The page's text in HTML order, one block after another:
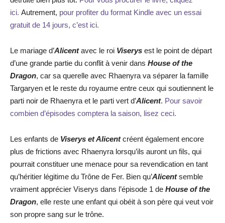
ici. Autrement, pour profiter du format Kindle avec un essai
gratuit de 14 jours, c’est ici.
Le mariage d’Alicentavec le roi Viserys est le point de départ
d’une grande partie du conflit à venir dans House of the
Dragon, car sa querelle avec Rhaenyra va séparer la famille
Targaryen et le reste du royaume entre ceux qui soutiennent le
parti noir de Rhaenyra et le parti vert d’Alicent. Pour savoir
combien d’épisodes comptera la saison, lisez ceci.
Les enfants de Viserys et Alicentcréent également encore
plus de frictions avec Rhaenyra lorsqu’ils auront un fils, qui
pourrait constituer une menace pour sa revendication en tant
qu’héritier légitime du Trône de Fer. Bien qu’Alicentsemble
vraiment apprécier Viserys dans l’épisode 1 de House of the
Dragon, elle reste une enfant qui obéit à son père qui veut voir
son propre sang sur le trône.